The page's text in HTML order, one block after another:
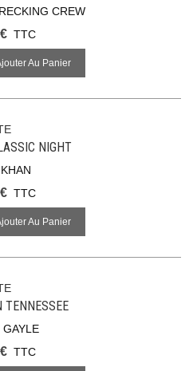
CREW
TTC
Au Panier
NIGHT
TTC
Au Panier
TENNESSEE
TTC